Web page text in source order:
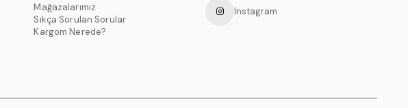
Mağazalarımız
Sıkça Sorulan Sorular
Kargom Nerede?
Instagram